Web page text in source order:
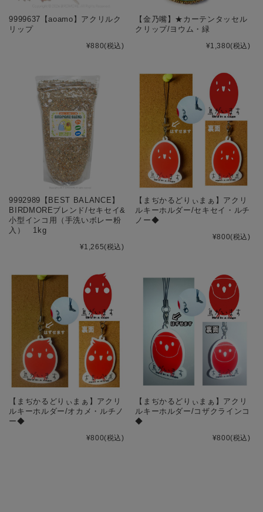
9999637【aoamo】アクリルク
リップ
¥880(税込)
【金乃嘴】★カーテンタッセル
クリップ/ヨウム・緑
¥1,380(税込)
9992989【BEST BALANCE】
BIRDMOREブレンド/セキセイ&
小型インコ用（手洗いボレー粉
入） 1kg
¥1,265(税込)
【まぢかるどりぃまぁ】アクリ
ルキーホルダー/セキセイ・ルチ
ノー◆
¥800(税込)
【まぢかるどりぃまぁ】アクリ
ルキーホルダー/オカメ・ルチノ
ー◆
¥800(税込)
【まぢかるどりぃまぁ】アクリ
ルキーホルダー/コザクラインコ
◆
¥800(税込)